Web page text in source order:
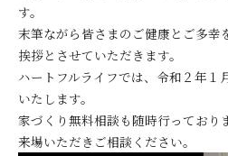
す。
末筆ながら皆さまのご健康とご多幸
挨拶とさせていただきます。
ハートフルライフでは、令和２年１
いたします。
家づくり無料相談も随時行っており
来場いただきご相談ください。